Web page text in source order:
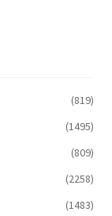
(819)
(1495)
(809)
(2258)
(1483)